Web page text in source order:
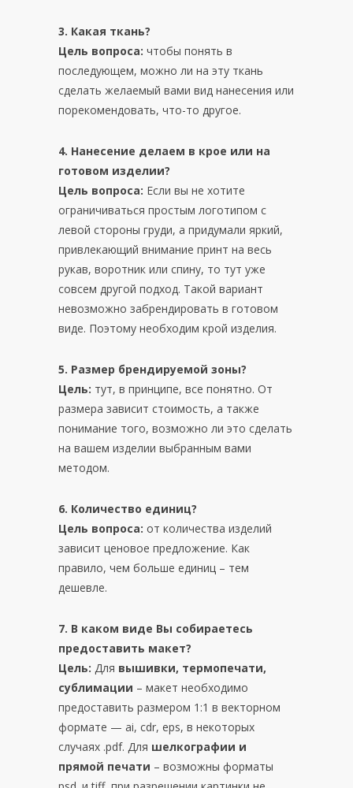
3. Какая ткань?
Цель вопроса: чтобы понять в
последующем, можно ли на эту ткань
сделать желаемый вами вид нанесения или
порекомендовать, что-то другое.
4. Нанесение делаем в крое или на
готовом изделии?
Цель вопроса: Если вы не хотите
ограничиваться простым логотипом с
левой стороны груди, а придумали яркий,
привлекающий внимание принт на весь
рукав, воротник или спину, то тут уже
совсем другой подход. Такой вариант
невозможно забрендировать в готовом
виде. Поэтому необходим крой изделия.
5. Размер брендируемой зоны?
Цель: тут, в принципе, все понятно. От
размера зависит стоимость, а также
понимание того, возможно ли это сделать
на вашем изделии выбранным вами
методом.
6. Количество единиц?
Цель вопроса: от количества изделий
зависит ценовое предложение. Как
правило, чем больше единиц – тем
дешевле.
7. В каком виде Вы собираетесь
предоставить макет?
Цель: Для вышивки, термопечати,
сублимации – макет необходимо
предоставить размером 1:1 в векторном
формате — ai, cdr, eps, в некоторых
случаях .pdf. Для шелкографии и
прямой печати – возможны форматы